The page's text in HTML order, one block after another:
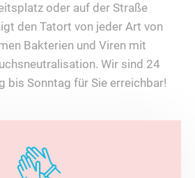
oder auf der Straße
den Tatort von jeder Art von
Bakterien und Viren mit
Wir sind 24
bis Sonntag für Sie erreichbar!